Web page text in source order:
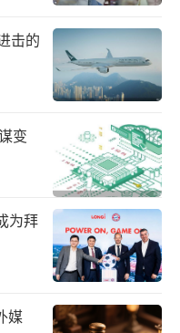
直接退款，涉及更
多项指标考虑，
分退款。
为拼多多最深入
用户倾斜，引发过
次冲突爆发于2023
身份在拼多多部分
，仅退款政策未见
击的
变
为拜
媒